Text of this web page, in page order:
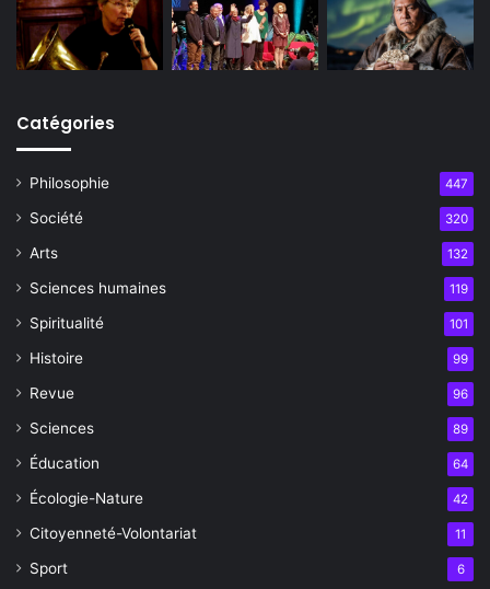
Catégories
Philosophie 447
Société 320
Arts 132
Sciences humaines 119
Spiritualité 101
Histoire 99
Revue 96
Sciences 89
Éducation 64
Écologie-Nature 42
Citoyenneté-Volontariat 11
Sport 6